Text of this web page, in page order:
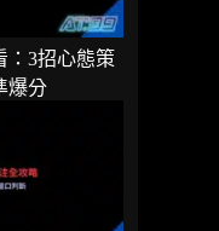
：3招心態策
爆分